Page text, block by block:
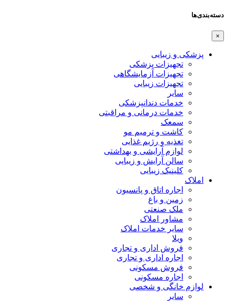
و زیبایی
تجهیزات پزشکی
تجهیزات آزمایشگاهی
تجهیزات زیبایی
خدمات دندانپزشکی
خدمات درمانی و مراقبتی
سمعک
کاشت و ترمیم مو
تغذیه و رژیم غذایی
لوازم آرایشی و بهداشتی
سالن آرایش و زیبایی
کلینیک زیبایی
اجاره اتاق و پانسیون
زمین و باغ
ملک صنعتی
مشاور املاک
سایر خدمات املاک
فروش اداری و تجاری
اجاره اداری و تجاری
فروش مسکونی
اجاره مسکونی
خانگی و شخصی